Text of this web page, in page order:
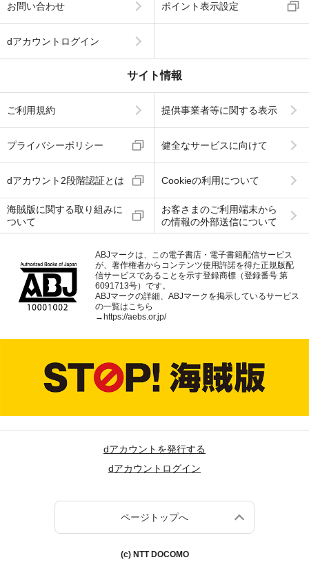
お問い合わせ ポイント表示設定
dアカウントログイン
サイト情報
ご利用規約 提供事業者等に関する表示
プライバシーポリシー 健全なサービスに向けて
dアカウント2段階認証とは Cookieの利用について
海賊版に関する取り組みに
ついて
お客さまのご利用端末から
の情報の外部送信について
ABJマークは、この電子書店・電子書籍配信サービス
が、著作権者からコンテンツ使用許諾を得た正規版配
信サービスであることを示す登録商標（登録番号 第
6091713号）です。
ABJマークの詳細、ABJマークを掲示しているサービス
の一覧はこちら
→ https://aebs.or.jp/
dアカウントを発行する
dアカウントログイン
ページトップへ
(c) NTT DOCOMO